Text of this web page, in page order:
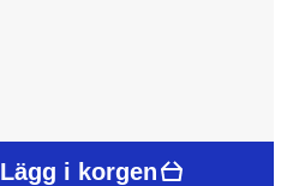
Lägg i korgen